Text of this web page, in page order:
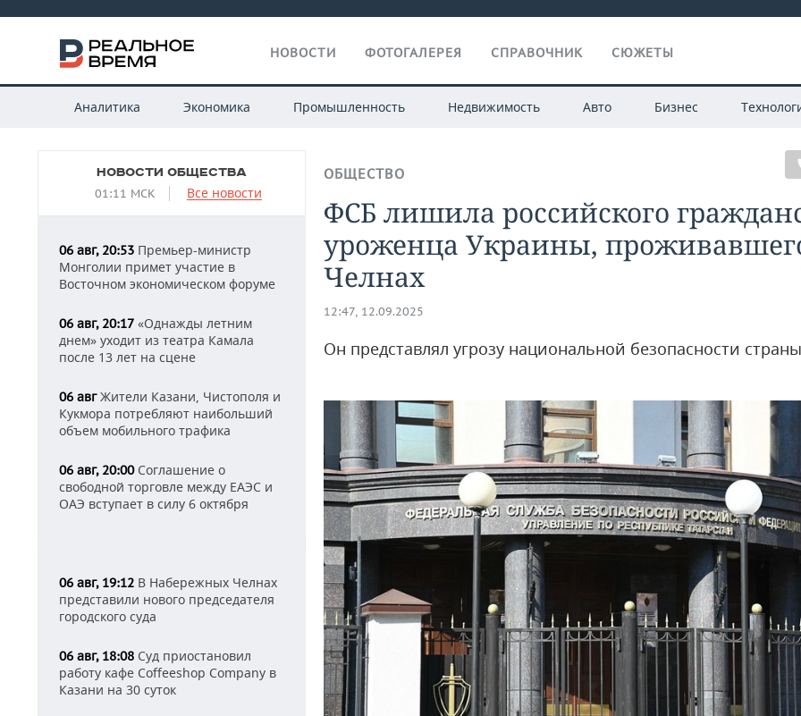
НОВОСТИ ФОТОГАЛЕРЕЯ СПРАВОЧНИК СЮЖЕТЫ
Аналитика Экономика Промышленность Недвижимость Авто Бизнес
НОВОСТИ ОБЩЕСТВА
01:11 МСК Все новости
06 авг, 20:53 Премьер-министр
Монголии примет участие в
Восточном экономическом форуме
06 авг, 20:17 «Однажды летним
днем» уходит из театра Камала
после 13 лет на сцене
06 авгЖители Казани, Чистополя и
Кукмора потребляют наибольший
объем мобильного трафика
06 авг, 20:00Соглашение о
свободной торговле между ЕАЭС и
ОАЭ вступает в силу 6 октября
06 авг, 19:12 В Набережных Челнах
представили нового председателя
городского суда
06 авг, 18:08 Суд приостановил
работу кафе Coffeeshop Company в
Казани на 30 суток
ОБЩЕСТВО
ФСБ лишила российского
уроженца Украины,
Челнах
12:47, 12.09.2025
Он представлял угрозу национальной безопасности страны